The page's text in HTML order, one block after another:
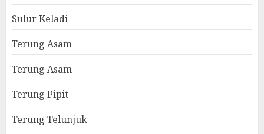
Sulur Keladi
Terung Asam
Terung Asam
Terung Pipit
Terung Telunjuk